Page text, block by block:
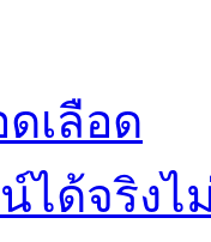
เลือด
ได้จริงไ